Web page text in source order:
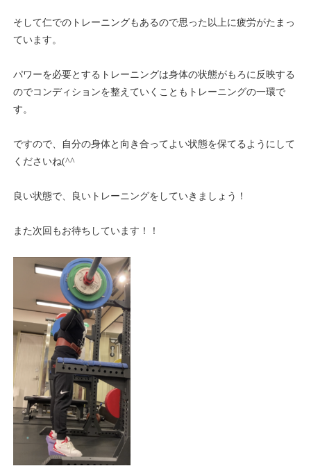
そして仁でのトレーニングもあるので思った以上に疲労がたまっ
ています。
パワーを必要とするトレーニングは身体の状態がもろに反映する
のでコンディションを整えていくこともトレーニングの一環で
す。
ですので、自分の身体と向き合ってよい状態を保てるようにして
くださいね(^^
良い状態で、良いトレーニングをしていきましょう！
また次回もお待ちしています！！